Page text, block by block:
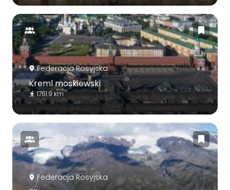
Federacja Rosyjska
Kreml moskiewski
1761.9 km
Federacja Rosyjska